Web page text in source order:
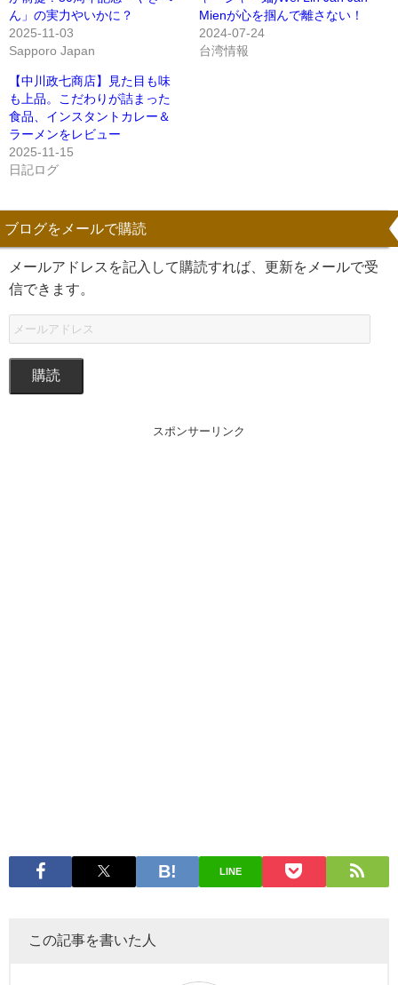
ん」の実力やいかに？
2025-11-03
Sapporo Japan
Mienが心を掴んで離さない！
2024-07-24
台湾情報
【中川政七商店】見た目も味
も上品。こだわりが詰まった
食品、インスタントカレー＆
ラーメンをレビュー
2025-11-15
日記ログ
ブログをメールで購読
メールアドレスを記入して購読すれば、更新をメールで受
信できます。
購読
スポンサーリンク
LINE
この記事を書いた人